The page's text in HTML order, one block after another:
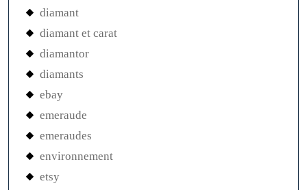
diamant
diamant et carat
diamantor
diamants
ebay
emeraude
emeraudes
environnement
etsy